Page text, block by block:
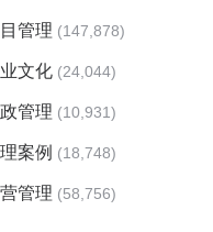
管理 (147,878)
文化 (24,044)
管理 (10,931)
案例 (18,748)
管理 (58,756)